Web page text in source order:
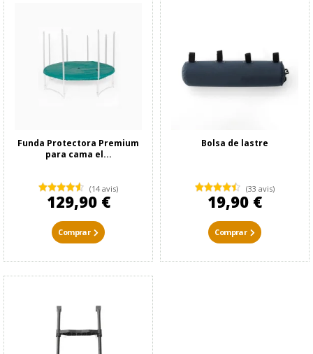
Funda Protectora Premium
para cama el...
(14 avis)
129,90 €
Comprar
Bolsa de lastre
(33 avis)
19,90 €
Comprar